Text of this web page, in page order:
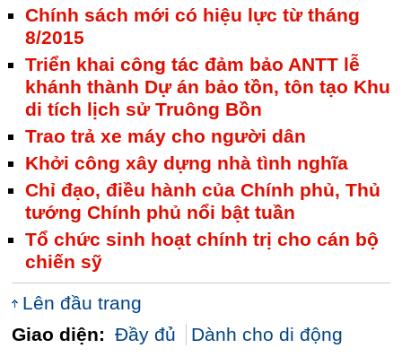
Chính sách mới có hiệu lực từ tháng
8/2015
Triển khai công tác đảm bảo ANTT lễ
khánh thành Dự án bảo tồn, tôn tạo Khu
di tích lịch sử Truông Bồn
Trao trả xe máy cho người dân
Khởi công xây dựng nhà tình nghĩa
Chỉ đạo, điều hành của Chính phủ, Thủ
tướng Chính phủ nổi bật tuần
Tổ chức sinh hoạt chính trị cho cán bộ
chiến sỹ
Lên đầu trang
Giao diện: Đầy đủ Dành cho di động